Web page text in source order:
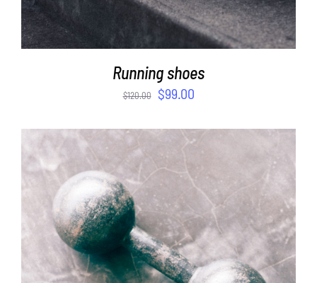
Running shoes
$120.00 $99.00